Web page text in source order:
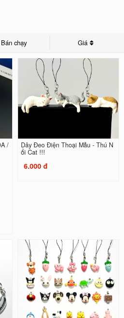
Bán chạy Giá
/
Dây Đeo Điện Thoại Mẫu - Thú N
ổi Cat !!!
6.000 đ